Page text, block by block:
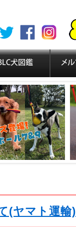
(ヤマト運輸)